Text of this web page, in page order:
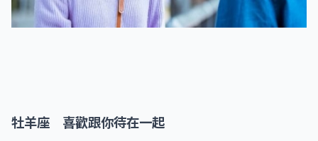
牡羊座 喜歡跟你待在一起